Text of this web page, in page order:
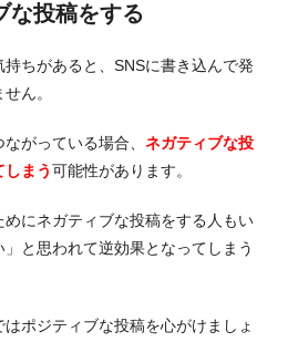
な投稿をする
ちがあると、SNSに書き込んで発
ん。
がっている場合、 ネガティブな投
まう可能性があります。
にネガティブな投稿をする人もい
と思われて逆効果となってしまう
ポジティブな投稿を心がけましょ